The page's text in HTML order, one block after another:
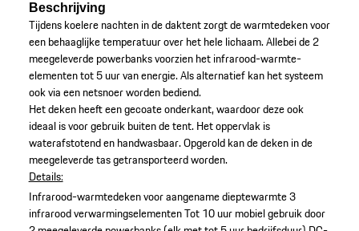
Beschrijving
Tijdens koelere nachten in de daktent zorgt de warmtedeken voor
een behaaglijke temperatuur over het hele lichaam. Allebei de 2
meegeleverde powerbanks voorzien het infrarood-warmte-
elementen tot 5 uur van energie. Als alternatief kan het systeem
ook via een netsnoer worden bediend.
Het deken heeft een gecoate onderkant, waardoor deze ook
ideaal is voor gebruik buiten de tent. Het oppervlak is
waterafstotend en handwasbaar. Opgerold kan de deken in de
meegeleverde tas getransporteerd worden.
Details:
Infrarood-warmtedeken voor aangename dieptewarmte3
infrarood verwarmingselementenTot 10 uur mobiel gebruik door